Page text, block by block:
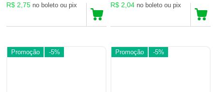
R$ 2,75 no boleto ou pix R$ 2,04 no boleto ou pix
Promoção -5% Promoção -5%